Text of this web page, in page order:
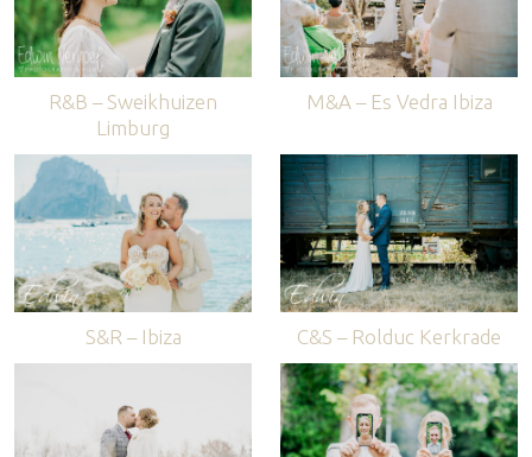
R&B – Sweikhuizen
Limburg
M&A – Es Vedra Ibiza
S&R – Ibiza C&S – Rolduc Kerkrade